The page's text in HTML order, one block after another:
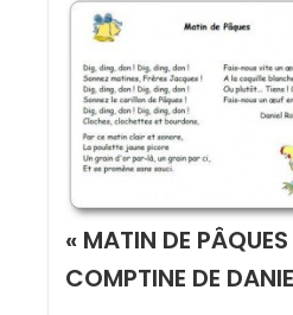
« MATIN DE PÂQUES
COMPTINE DE